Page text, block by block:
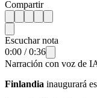
Compartir
Escuchar nota
0:00 /0:36
Narración con voz de
Finlandia inaugurará